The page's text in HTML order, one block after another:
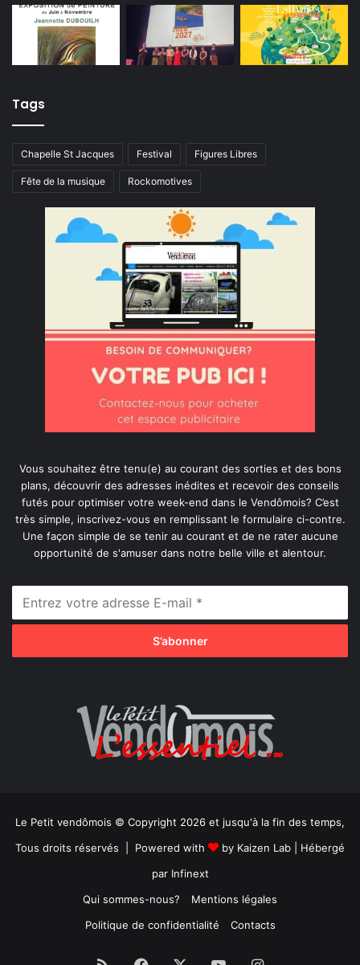
Tags
Chapelle St Jacques Festival Figures Libres
Fête de la musique Rockomotives
Vous souhaitez être tenu(e) au courant des sorties et des bons
plans, découvrir des adresses inédites et recevoir des conseils
futés pour optimiser votre week-end dans le Vendômois? C’est
très simple, inscrivez-vous en remplissant le formulaire ci-contre.
Une façon simple de se tenir au courant et de ne rater aucune
opportunité de s'amuser dans notre belle ville et alentour.
Le Petit vendômois © Copyright 2026 et jusqu'à la fin des temps,
Tous droits réservés | Powered with
by Kaizen Lab | Hébergé
par Infinext
Qui sommes-nous?
Mentions légales
Politique de confidentialité
Contacts